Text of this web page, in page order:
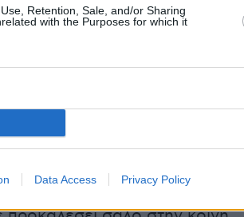
Retention, Sale, and/or Sharing
with the Purposes for which it
Data Access Privacy Policy
ίδια ηSADATδιαψεύδει τους
τα όσα λέει ο
κυκλοφορούν εδώ και πολύν
της
δημοσιογράφου
της αντιπολιτευόμενης